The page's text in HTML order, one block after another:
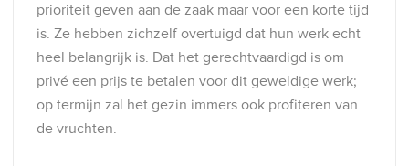
prioriteit geven aan de zaak maar voor een korte tijd
is. Ze hebben zichzelf overtuigd dat hun werk echt
heel belangrijk is. Dat het gerechtvaardigd is om
privé een prijs te betalen voor dit geweldige werk;
op termijn zal het gezin immers ook profiteren van
de vruchten.